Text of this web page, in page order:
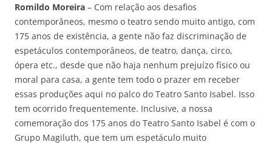
Romildo Moreira – Com relação aos desafios
contemporâneos, mesmo o teatro sendo muito antigo, com
175 anos de existência, a gente não faz discriminação de
espetáculos contemporâneos, de teatro, dança, circo,
ópera etc., desde que não haja nenhum prejuízo físico ou
moral para casa, a gente tem todo o prazer em receber
essas produções aqui no palco do Teatro Santo Isabel. Isso
tem ocorrido frequentemente. Inclusive, a nossa
comemoração dos 175 anos do Teatro Santo Isabel é com o
Grupo Magiluth, que tem um espetáculo muito